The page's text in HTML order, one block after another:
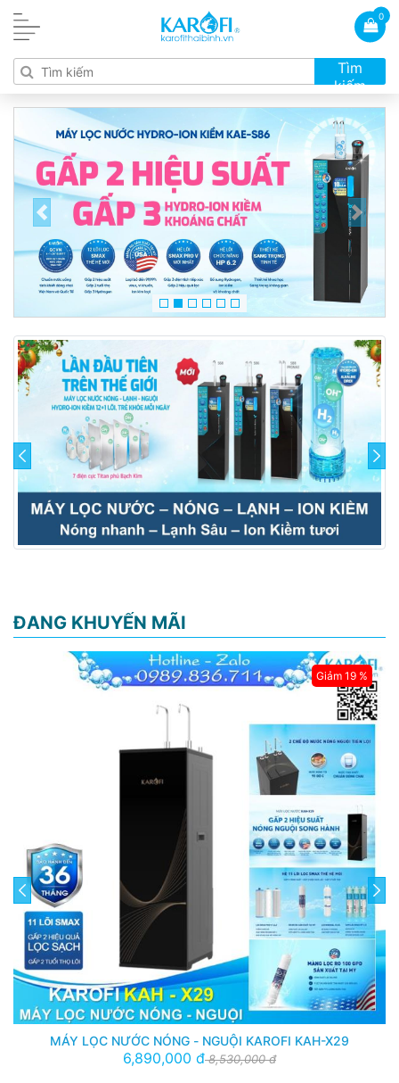
0
Tìm
kiếm
Previous Next
prev next
ĐANG KHUYẾN MÃI
MÁY LỌC NƯỚC NÓNG - NGUỘI KAROFI KAH-X29
6,890,000 đ8,530,000 đ
Giảm 19 %
prev next